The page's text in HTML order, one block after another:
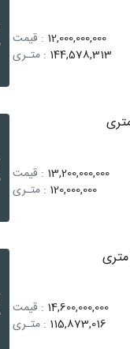
12,000,000,000 : قیمت
144,578,313 : متـری
13,200,000,000 : قیمت
120,000,000 : متـری
14,600,000,000 : قیمت
115,873,016 : متـری